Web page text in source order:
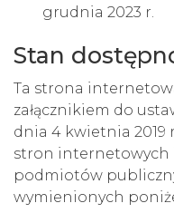
grudnia 2023 r.
Stan
Ta strona
załącznikiem do
dnia 4 kwietnia 2019
stron
podmiotów
wymienionych